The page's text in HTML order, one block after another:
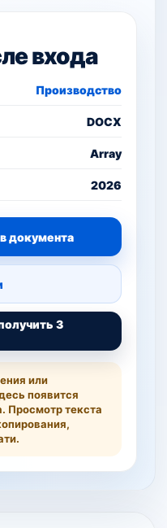
входа
Производство
DOCX
Array
2026
документа
3
или
появится
Просмотр текста